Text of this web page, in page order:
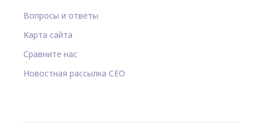
Вопросы и ответы
Карта сайта
Сравните нас
Новостная рассылка CEO